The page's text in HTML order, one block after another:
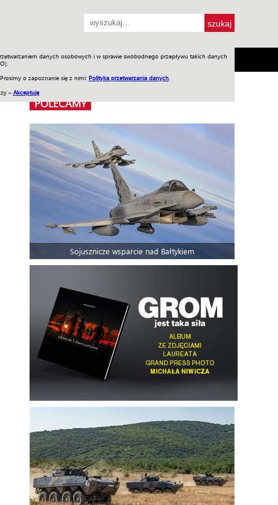
danych osobowych i w sprawie swobodnego przepływu takich danych
o zapoznanie się z nimi: Polityka przetwarzania danych
– Akceptuję
SKLEP Jednodniówki Praca w WIW
POLECAMY
Sojusznicze wsparcie nad Bałtykiem